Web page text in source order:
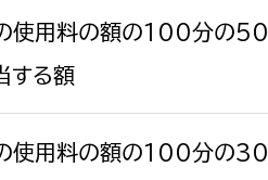
使用料の額の100分の50
する額
使用料の額の100分の30